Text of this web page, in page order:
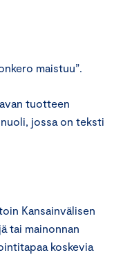
maistuu”.
tuotteen
jossa on teksti
Kansainvälisen
tai mainonnan
koskevia